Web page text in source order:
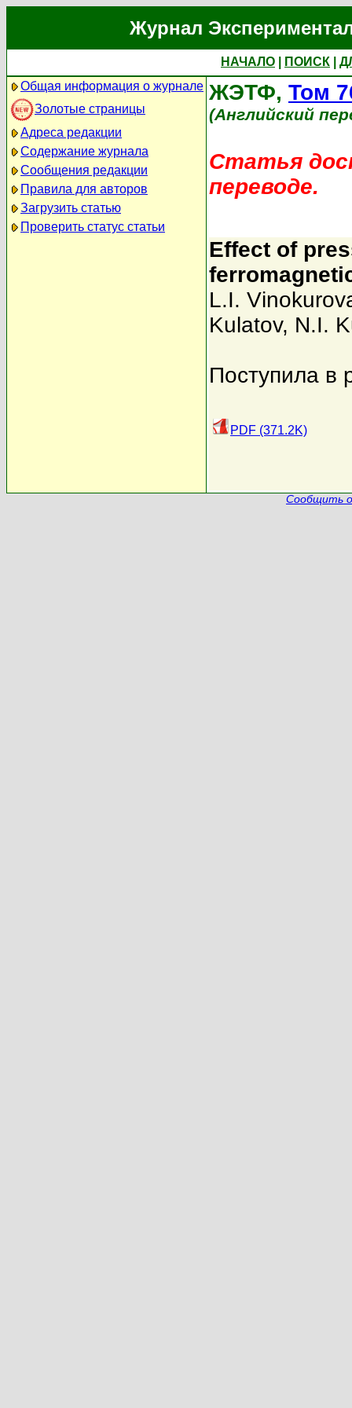
Журнал
НАЧАЛО ПОИСК
Общая информация о журнале
Золотые страницы
Адреса редакции
Содержание журнала
Сообщения редакции
Правила для авторов
Загрузить статью
Проверить статус статьи
ЖЭТФ, Том
(Английский
Статья
переводе.
Effect of
L.I.
Kulatov, N.I.
Поступила в
PDF (371.2K)
Сообщить о